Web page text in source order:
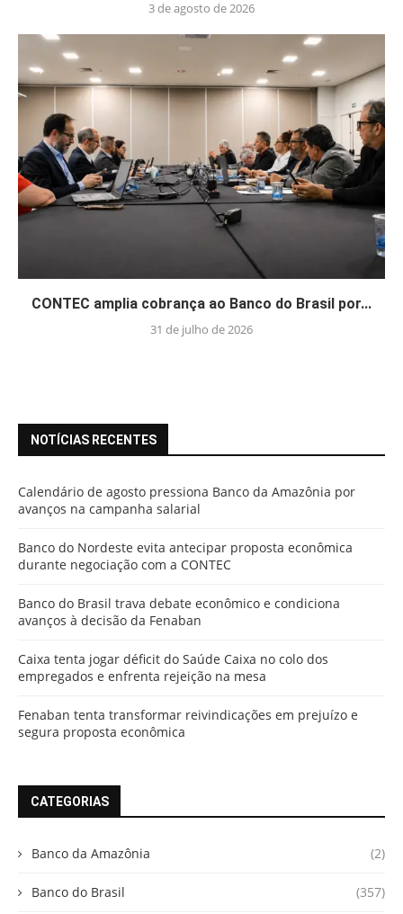
3 de agosto de 2026
CONTEC amplia cobrança ao Banco do Brasil por...
31 de julho de 2026
NOTÍCIAS RECENTES
Calendário de agosto pressiona Banco da Amazônia por
avanços na campanha salarial
Banco do Nordeste evita antecipar proposta econômica
durante negociação com a CONTEC
Banco do Brasil trava debate econômico e condiciona
avanços à decisão da Fenaban
Caixa tenta jogar déficit do Saúde Caixa no colo dos
empregados e enfrenta rejeição na mesa
Fenaban tenta transformar reivindicações em prejuízo e
segura proposta econômica
CATEGORIAS
Banco da Amazônia (2)
Banco do Brasil (357)